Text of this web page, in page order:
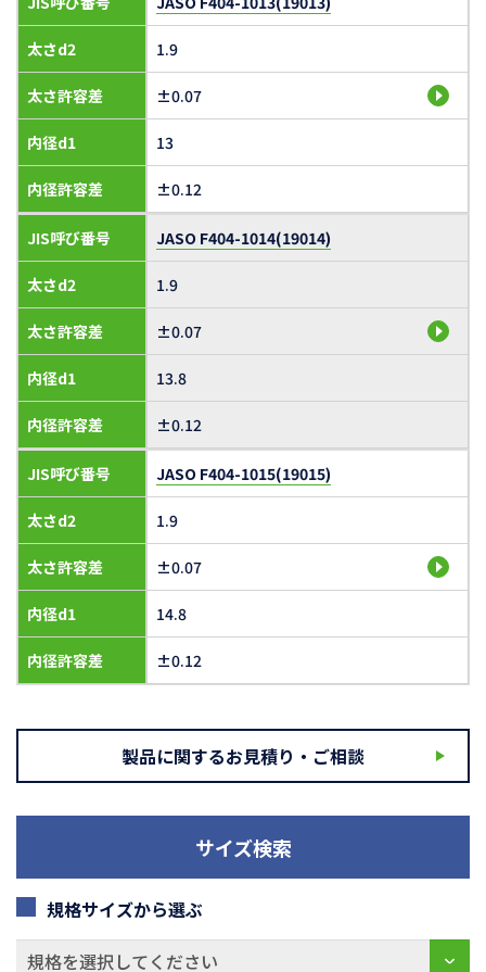
太さd2
太さ許容差
内径d1
内径許容差
1.9
±0.07
13
±0.12
JIS呼び番号
太さd2
太さ許容差
内径d1
内径許容差
JASO F404-1014(19014)
1.9
±0.07
13.8
±0.12
JIS呼び番号
太さd2
太さ許容差
内径d1
内径許容差
JASO F404-1015(19015)
1.9
±0.07
14.8
±0.12
製品に関するお見積り・ご相談
サイズ検索
規格サイズから選ぶ